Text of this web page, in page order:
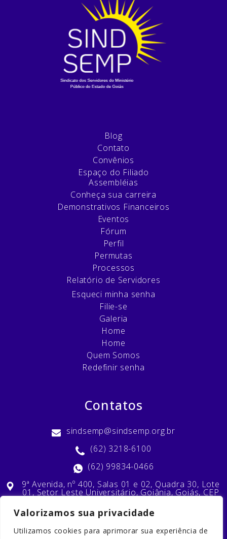
Valorizamos sua privacidade
Utilizamos cookies para aprimorar sua experiência de
Blog
Contato
Convênios
Espaço do Filiado
Assembléias
Conheça sua carreira
Demonstrativos Financeiros
Eventos
Fórum
Perfil
Permutas
Processos
Relatório de Servidores
Esqueci minha senha
Filie-se
Galeria
Home
Home
Quem Somos
Redefinir senha
Contatos
sindsemp@sindsemp.org.br
(62) 3218-6100
(62) 99834-0466
9ª Avenida, nº 400, Salas 01 e 02, Quadra 30, Lote
01, Setor Leste Universitário, Goiânia, Goiás, CEP